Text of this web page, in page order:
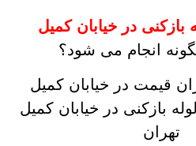
بازکنی در خیابان کمیل
انجام می شود؟
قیمت در خیابان کمیل
بازکنی در خیابان کمیل
تهران